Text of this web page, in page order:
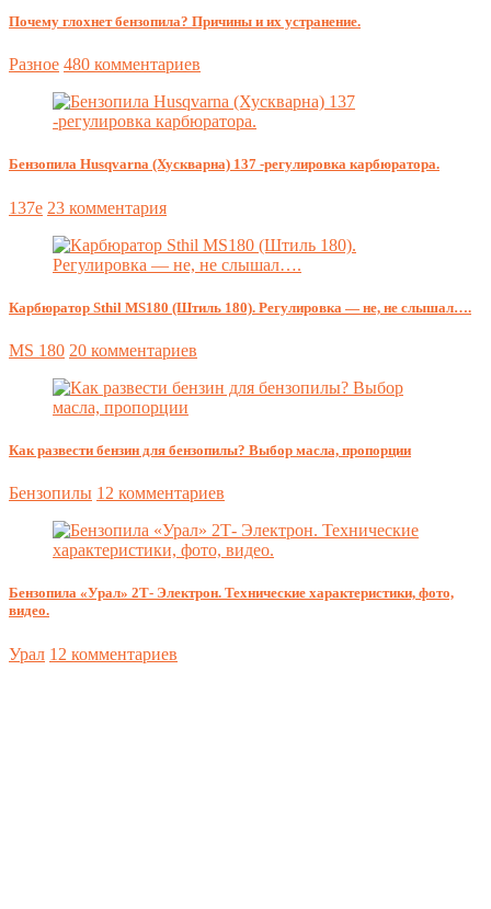
Почему глохнет бензопила? Причины и их устранение.
Разное 480 комментариев
Бензопила Husqvarna (Хускварна) 137 -регулировка карбюратора.
137e 23 комментария
Карбюратор Sthil MS180 (Штиль 180). Регулировка — не, не слышал….
MS 180 20 комментариев
Как развести бензин для бензопилы? Выбор масла, пропорции
Бензопилы 12 комментариев
Бензопила «Урал» 2Т- Электрон. Технические характеристики, фото,
видео.
Урал 12 комментариев